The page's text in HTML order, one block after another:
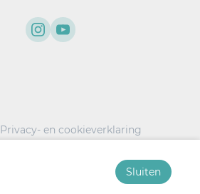
Privacy- en cookieverklaring
Sluiten